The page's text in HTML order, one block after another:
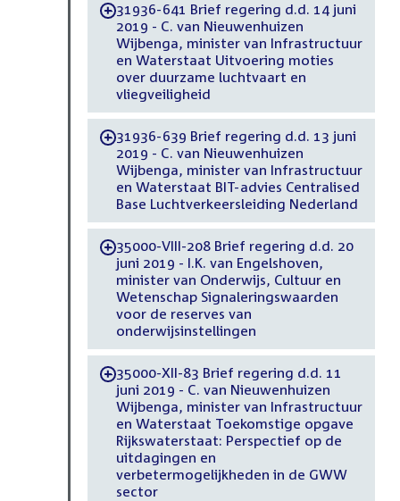
-31936-641 Brief regering d.d. 14 juni
2019 - C. van Nieuwenhuizen
Wijbenga, minister van Infrastructuur
en Waterstaat Uitvoering moties
over duurzame luchtvaart en
vliegveiligheid
-31936-639 Brief regering d.d. 13 juni
2019 - C. van Nieuwenhuizen
Wijbenga, minister van Infrastructuur
en Waterstaat BIT-advies Centralised
Base Luchtverkeersleiding Nederland
-35000-VIII-208 Brief regering d.d. 20
juni 2019 - I.K. van Engelshoven,
minister van Onderwijs, Cultuur en
Wetenschap Signaleringswaarden
voor de reserves van
onderwijsinstellingen
-35000-XII-83 Brief regering d.d. 11
juni 2019 - C. van Nieuwenhuizen
Wijbenga, minister van Infrastructuur
en Waterstaat Toekomstige opgave
Rijkswaterstaat: Perspectief op de
uitdagingen en
verbetermogelijkheden in de GWW
sector